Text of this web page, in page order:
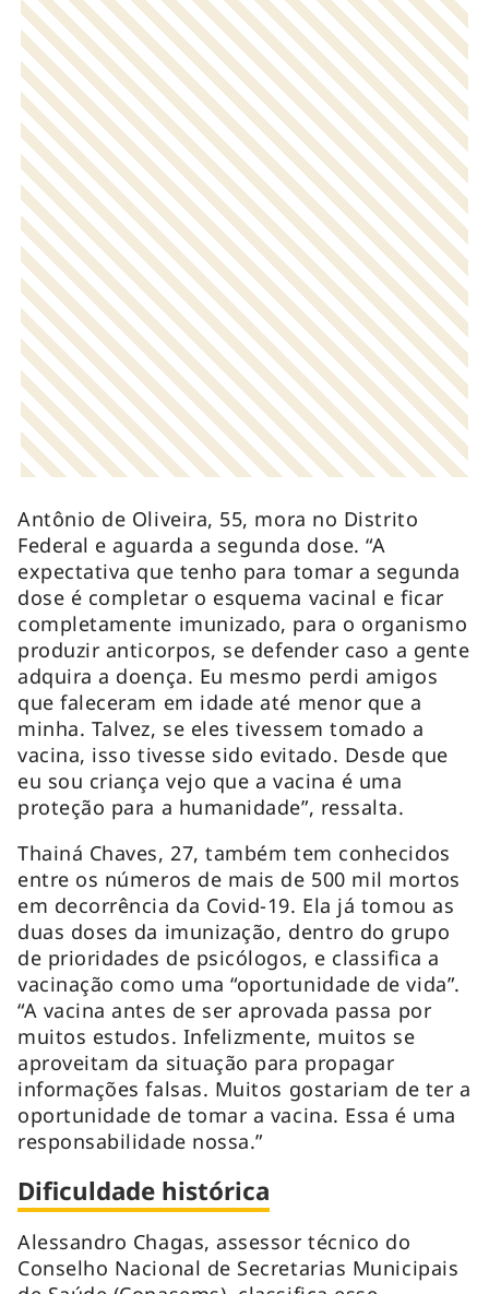
Antônio de Oliveira, 55, mora no Distrito
Federal e aguarda a segunda dose. “A
expectativa que tenho para tomar a segunda
dose é completar o esquema vacinal e ficar
completamente imunizado, para o organismo
produzir anticorpos, se defender caso a gente
adquira a doença. Eu mesmo perdi amigos
que faleceram em idade até menor que a
minha. Talvez, se eles tivessem tomado a
vacina, isso tivesse sido evitado. Desde que
eu sou criança vejo que a vacina é uma
proteção para a humanidade”, ressalta.
Thainá Chaves, 27, também tem conhecidos
entre os números de mais de 500 mil mortos
em decorrência da Covid-19. Ela já tomou as
duas doses da imunização, dentro do grupo
de prioridades de psicólogos, e classifica a
vacinação como uma “oportunidade de vida”.
“A vacina antes de ser aprovada passa por
muitos estudos. Infelizmente, muitos se
aproveitam da situação para propagar
informações falsas. Muitos gostariam de ter a
oportunidade de tomar a vacina. Essa é uma
responsabilidade nossa.”
Dificuldade histórica
Alessandro Chagas, assessor técnico do
Conselho Nacional de Secretarias Municipais